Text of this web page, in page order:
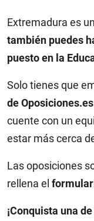
Extremadura es
también puedes
puesto en la
Solo tienes que
de
cuente con un
estar más cerca
Las oposiciones
rellena el
¡Conquista una